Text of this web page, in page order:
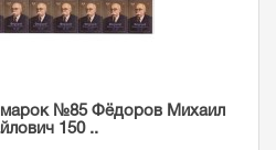
марок №85 Фёдоров Михаил
150 ..